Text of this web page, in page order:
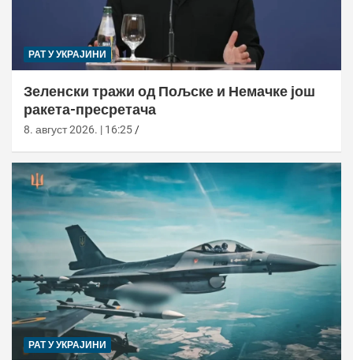
РАТ У УКРАЈИНИ
Зеленски тражи од Пољске и Немачке још
ракета-пресретача
8. август 2026. | 16:25
РАТ У УКРАЈИНИ